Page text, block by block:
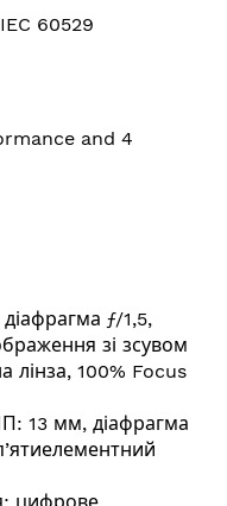
60529
and 4
ƒ/1,5,
зі зсувом
лінза, 100% Focus
13 мм, діафрагма
цифрове